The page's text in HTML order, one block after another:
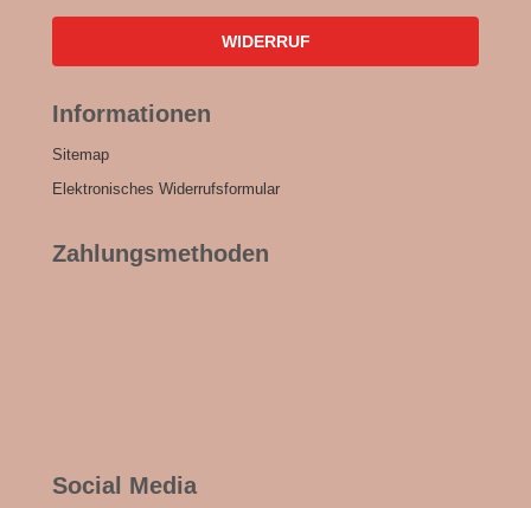
WIDERRUF
Informationen
Sitemap
Elektronisches Widerrufsformular
Zahlungsmethoden
Social Media